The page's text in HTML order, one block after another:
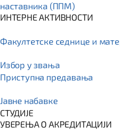
наставника (ППМ)
ИНТЕРНЕ АКТИВНОСТИ
Факултетске седнице и
Избор у звања
Приступна предавања
Јавне набавке
СТУДИЈЕ
УВЕРЕЊА О АКРЕДИТАЦИЈИ